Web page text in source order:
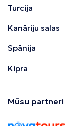
Turcija
Kanāriju salas
Spānija
Kipra
Mūsu partneri